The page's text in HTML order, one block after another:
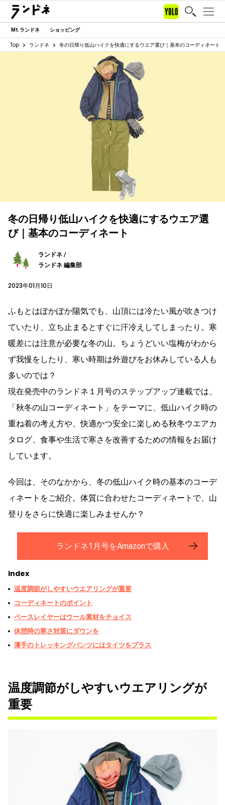
Mt.ランドネ ショッピング
Top ランドネ 冬の日帰り低山ハイクを快適にするウエア選び｜基本のコーディネート
冬の日帰り低山ハイクを快適にするウエア選
び｜基本のコーディネート
ランドネ /
ランドネ 編集部
2023年01月10日
ふもとはぽかぽか陽気でも、山頂には冷たい風が吹きつけ
ていたり、立ち止まるとすぐに汗冷えしてしまったり。寒
暖差には注意が必要な冬の山。ちょうどいい塩梅がわから
ず我慢をしたり、寒い時期は外遊びをお休みしている人も
多いのでは？
現在発売中のランドネ１月号のステップアップ連載では、
「秋冬の山コーディネート」をテーマに、低山ハイク時の
重ね着の考え方や、快適かつ安全に楽しめる秋冬ウエアカ
タログ、食事や生活で寒さを改善するための情報をお届け
しています。
今回は、そのなかから、冬の低山ハイク時の基本のコーデ
ィネートをご紹介。体質に合わせたコーディネートで、山
登りをさらに快適に楽しみませんか？
ランドネ1月号をAmazonで購入
Index
温度調節がしやすいウエアリングが重要
コーディネートのポイント
ベースレイヤーはウール素材をチョイス
休憩時の寒さ対策にダウンを
薄手のトレッキングパンツにはタイツをプラス
温度調節がしやすいウエアリングが
重要